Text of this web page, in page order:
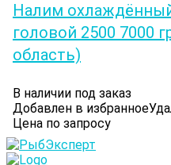
Налим
головой 2500 7000
область)
В наличии под заказ
Добавлен в избранное
Цена по запросу